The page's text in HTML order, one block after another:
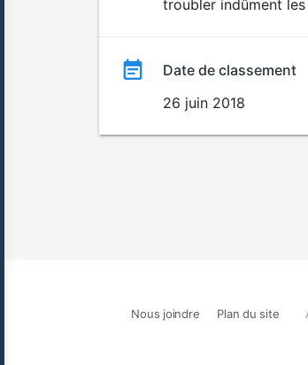
troubler indûment
Date de classement
26 juin 2018
Nous joindre Plan du site